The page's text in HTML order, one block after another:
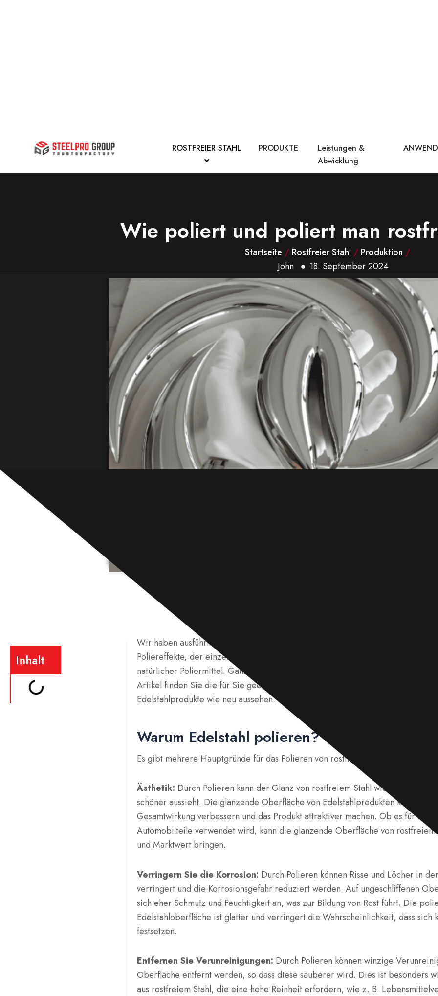
ROSTFREIER STAHL PRODUKTE
Leistungen &
Abwicklung
Wie poliert und poliert man
Startseite / Rostfreier Stahl / Produktion /
John
18. September 2024
Inhalt
Wir haben ausführlich beschrieben, wie man Edelstahl poliert, einschließlich
Poliereffekte, der einzelnen Polierschritte, der verschiedenen Poliermethoden
natürlicher Poliermittel. Ganz gleich, ob Sie ein Heimanwender oder ein Profi
Artikel finden Sie die für Sie geeignete Methode zum Polieren von Edelstahl,
Edelstahlprodukte wie neu aussehen.
Warum Edelstahl polieren?
Es gibt mehrere Hauptgründe für das Polieren von rostfreiem Stahl:
Ästhetik: Durch Polieren kann der Glanz von rostfreiem Stahl
schöner aussieht. Die glänzende Oberfläche von Edelstahlprodukten kann die
Gesamtwirkung verbessern und das Produkt attraktiver machen. Ob es für
Automobilteile verwendet wird, kann die glänzende Oberfläche von rostfreiem
und Marktwert bringen.
Verringern Sie die Korrosion: Durch Polieren können Risse und Löcher in
verringert und die Korrosionsgefahr reduziert werden. Auf ungeschliffenen
sich eher Schmutz und Feuchtigkeit an, was zur Bildung von Rost führt. Die
Edelstahloberfläche ist glatter und verringert die Wahrscheinlichkeit, dass sich
festsetzen.
Entfernen Sie Verunreinigungen: Durch Polieren können winzige
Oberfläche entfernt werden, so dass diese sauberer wird. Dies ist besonders
aus rostfreiem Stahl, die eine hohe Reinheit erfordern, wie z. B.